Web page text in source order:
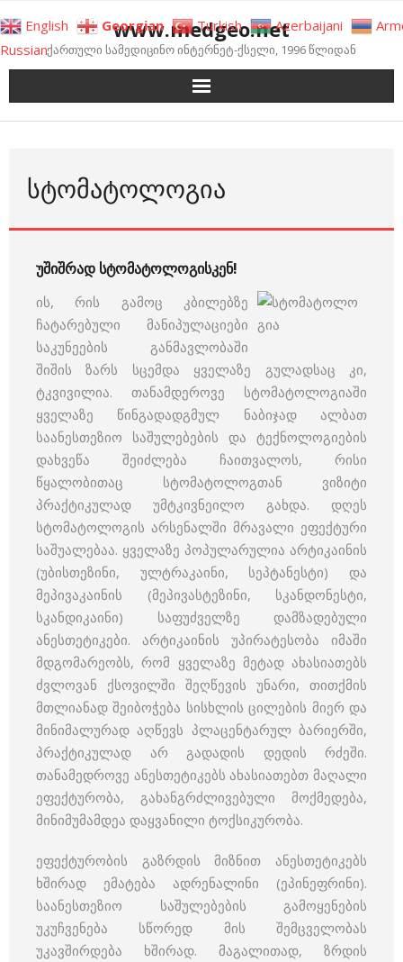
to
content
www.medgeo.net
ქართული სამედიცინო ინტერნეტ-ქსელი, 1996 წლიდან
ᲡᲢᲝᲛᲐᲢᲝᲚᲝᲒᲘᲐ
უშიშრად სტომატოლოგისკენ!
ის, რის გამოც კბილებზე
ჩატარებული მანიპულაციები
საკუნეების განმავლობაში
შიშის ზარს სცემდა ყველაზე გულადსაც კი,
ტკვივილია. თანამდეროვე სტომატოლოგიაში
ყველაზე წინგადადგმულ ნაბიჯად ალბათ
საანესთეზიო საშულებების და ტექნოლოგიების
დახვეწა შეიძლება ჩაითვალოს, რისი
წყალობითაც სტომატოლოგთან ვიზიტი
პრაქტიკულად უმტკივნეილო გახდა. დღეს
სტომატოლოგის არსენალში მრავალი ეფექტური
საშუალებაა. ყველაზე პოპულარულია არტიკაინის
(უბისთეზინი, ულტრაკაინი, სეპტანესტი) და
მეპივაკაინის (მეპივასტეზინი, სკანდონესტი,
სკანდიკაინი) საფუძველზე დამზადებული
ანესთეტიკები. არტიკაინის უპირატესობა იმაში
მდგომარეობს, რომ ყველაზე მეტად ახასიათებს
ძვლოვან ქსოვილში შეღწევის უნარი, თითქმის
მთლიანად შეიბოჭება სისხლის ცილების მიერ და
მინიმალურად აღწევს პლაცენტარულ ბარიერში,
პრაქტიკულად არ გადადის დედის რძეში.
თანამედროვე ანესთეტიკებს ახასიათებთ მაღალი
ეფექტურობა, გახანგრძლივებული მოქმედება,
მინიმუმამდეა დაყვანილი ტოქსიკურობა.
ეფექტურობის გაზრდის მიზნით ანესთეტიკებს
ხშირად ემატება ადრენალინი (ეპინეფრინი).
საანესთეზიო საშულებების გამოყენების
უკუჩვენება სწორედ მის შემცველობას
უკავშირდება ხშირად. მაგალითად, ზრდის
English Georgian Turkish Azerbaijani
Russian